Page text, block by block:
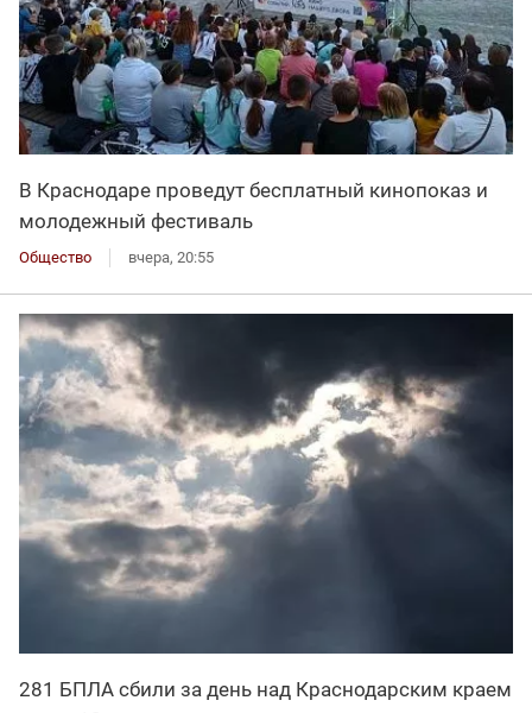
В Краснодаре проведут бесплатный кинопоказ и
молодежный фестиваль
Общество вчера, 20:55
281 БПЛА сбили за день над Краснодарским краем